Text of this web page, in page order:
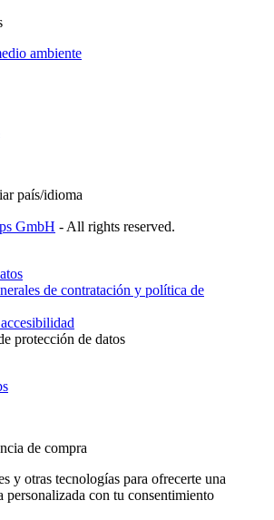
ambiente
país/idioma
GmbH - All rights reserved.
de contratación y política de
protección de datos
de compra
y otras tecnologías para ofrecerte una
personalizada con tu consentimiento